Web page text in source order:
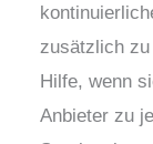
zusätzlich
Hilfe, wenn
Anbieter zu